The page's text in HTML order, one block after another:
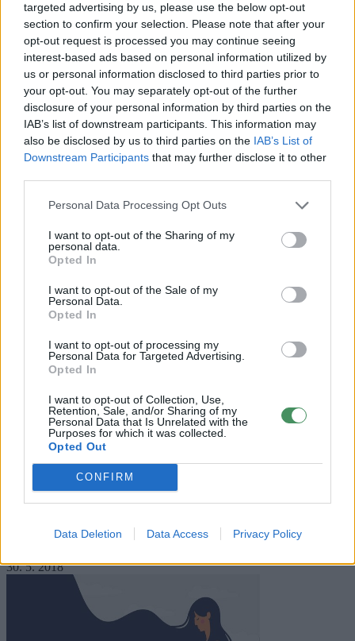
targeted advertising by us, please use the below opt-out
section to confirm your selection. Please note that after your
opt-out request is processed you may continue seeing
interest-based ads based on personal information utilized by
us or personal information disclosed to third parties prior to
your opt-out. You may separately opt-out of the further
disclosure of your personal information by third parties on the
IAB’s list of downstream participants. This information may
also be disclosed by us to third parties on the IAB’s List of
Downstream Participants that may further disclose it to other
Personal Data Processing Opt Outs
I want to opt-out of the Sharing of my
personal data.
Opted In
I want to opt-out of the Sale of my
Personal Data.
Opted In
I want to opt-out of processing my
Personal Data for Targeted Advertising.
Opted In
I want to opt-out of Collection, Use,
Retention, Sale, and/or Sharing of my
Personal Data that Is Unrelated with the
Purposes for which it was collected.
Opted Out
CONFIRM
Data Deletion Data Access Privacy Policy
Podobné články
7. 6. 2021
7 přírodních antibiotik na dosah ruky
30. 5. 2018